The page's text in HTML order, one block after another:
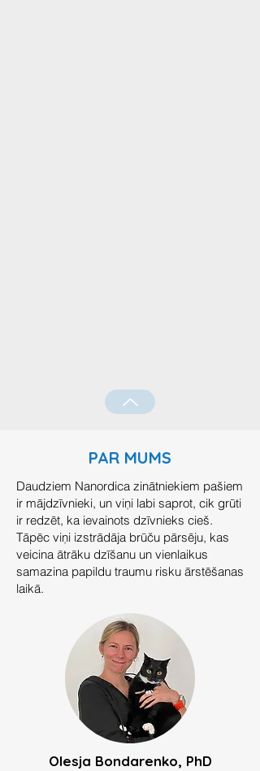
PAR MUMS
Daudziem Nanordica zinātniekiem pašiem
ir mājdzīvnieki, un viņi labi saprot, cik grūti
ir redzēt, ka ievainots dzīvnieks cieš.
Tāpēc viņi izstrādāja brūču pārsēju, kas
veicina ātrāku dzīšanu un vienlaikus
samazina papildu traumu risku ārstēšanas
laikā.
Olesja Bondarenko, PhD